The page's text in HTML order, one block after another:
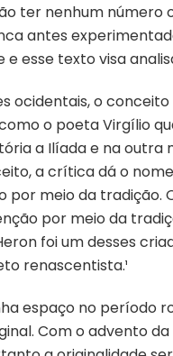
ter nenhum número
antes
esse texto visa
ocidentais, o
o poeta Virgílio
a Ilíada e na
a crítica dá o
por meio da
por meio da
foi um desses
renascentista.¹
espaço no período
Com o advento